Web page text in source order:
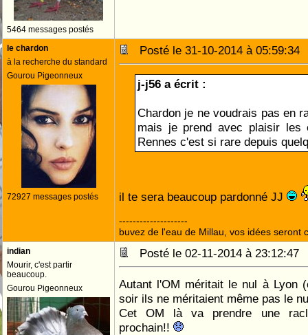
5464 messages postés
le chardon
à la recherche du standard
Gourou Pigeonneux
72927 messages postés
Posté le 31-10-2014 à
j-j56 a écrit :
Chardon je ne voudrais pas en
mais je prend avec plaisir les
Rennes c'est si rare depuis
il te sera beaucoup pardonné JJ
--------------------
buvez de l'eau de Millau, vos idées seront
indian
Mourir, c'est partir
beaucoup.
Gourou Pigeonneux
Posté le 02-11-2014 à
Autant l'OM méritait le nul à Lyon
soir ils ne méritaient même pas le
Cet OM là va prendre une
prochain!!